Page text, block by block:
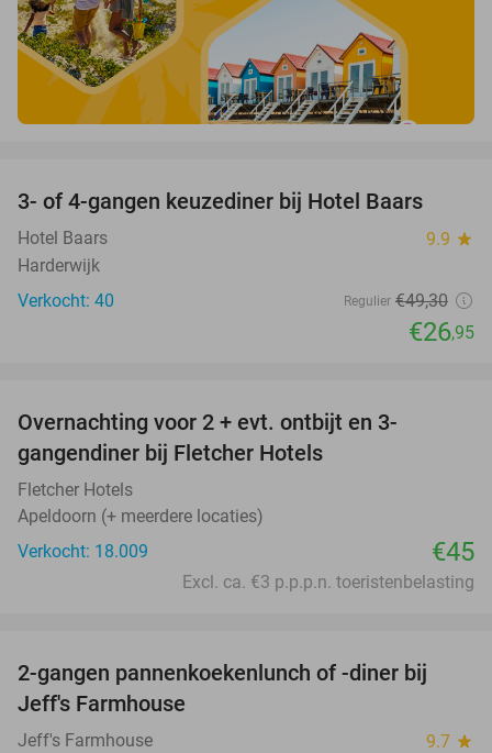
3- of 4-gangen keuzediner bij Hotel Baars
Hotel Baars 9.9 star
Harderwijk
Verkocht: 40
Regulier €49,30
€26,95
Overnachting voor 2 + evt. ontbijt en 3-
gangendiner bij Fletcher Hotels
Fletcher Hotels
Apeldoorn (+ meerdere locaties)
Verkocht: 18.009
€45
Excl. ca. €3 p.p.p.n. toeristenbelasting
38%
2-gangen pannenkoekenlunch of -diner bij
Jeff's Farmhouse
Jeff's Farmhouse 9.7 star